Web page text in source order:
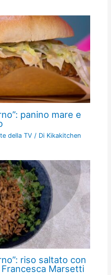
panino mare e
della TV / Di Kikakitchen
riso saltato con
Marsetti